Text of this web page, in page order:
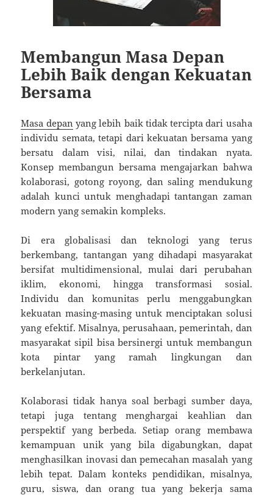
Membangun Masa Depan
Lebih Baik dengan Kekuatan
Bersama
Masa depan yang lebih baik tidak tercipta dari usaha
individu semata, tetapi dari kekuatan bersama yang
bersatu dalam visi, nilai, dan tindakan nyata.
Konsep membangun bersama mengajarkan bahwa
kolaborasi, gotong royong, dan saling mendukung
adalah kunci untuk menghadapi tantangan zaman
modern yang semakin kompleks.
Di era globalisasi dan teknologi yang terus
berkembang, tantangan yang dihadapi masyarakat
bersifat multidimensional, mulai dari perubahan
iklim, ekonomi, hingga transformasi sosial.
Individu dan komunitas perlu menggabungkan
kekuatan masing-masing untuk menciptakan solusi
yang efektif. Misalnya, perusahaan, pemerintah, dan
masyarakat sipil bisa bersinergi untuk membangun
kota pintar yang ramah lingkungan dan
berkelanjutan.
Kolaborasi tidak hanya soal berbagi sumber daya,
tetapi juga tentang menghargai keahlian dan
perspektif yang berbeda. Setiap orang membawa
kemampuan unik yang bila digabungkan, dapat
menghasilkan inovasi dan pemecahan masalah yang
lebih tepat. Dalam konteks pendidikan, misalnya,
guru, siswa, dan orang tua yang bekerja sama